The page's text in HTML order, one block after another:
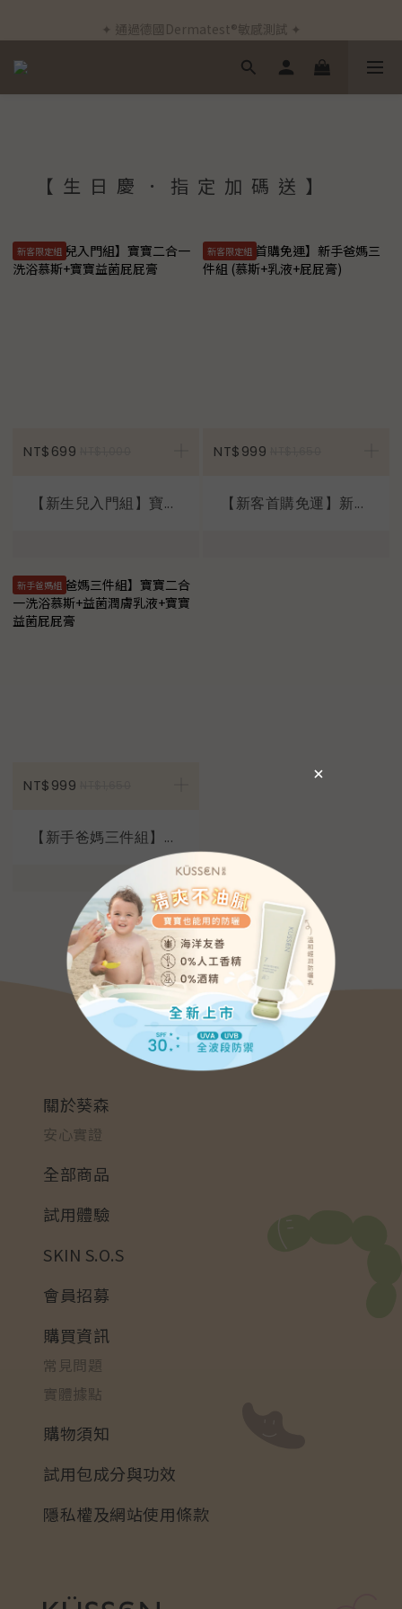
✦ 新客首筆訂單免運費 ✦
✦ 通過德國Dermatest®敏感測試 ✦
✦ 新客首筆訂單免運費 ✦
【生日慶．指定加碼送】
新客限定組
NT$699 加入購物車
【新生兒入門組】寶...
新客限定組
NT$999
【新客首購免運】新...
新手爸媽組
NT$999
【新手爸媽三件組】...
關於葵森
安心實證
全部商品
試用體驗
SKIN S.O.S
會員招募
購買資訊
常見問題
實體據點
購物須知
試用包成分與功效
隱私權及網站使用條款